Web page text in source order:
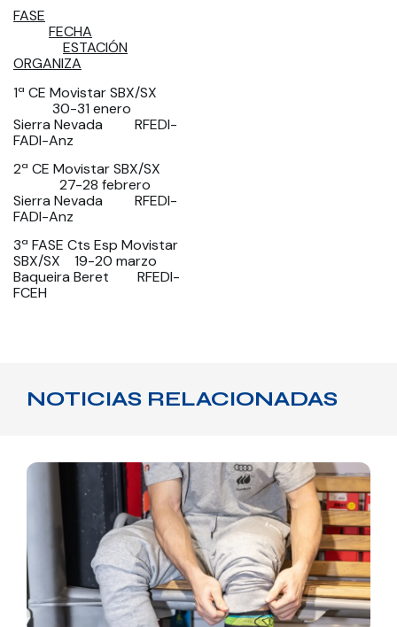
FASE
FECHA
ESTACIÓN
ORGANIZA
1ª CE Movistar SBX/SX
30-31 enero
Sierra Nevada RFEDI-
FADI-Anz
2ª CE Movistar SBX/SX
27-28 febrero
Sierra Nevada RFEDI-
FADI-Anz
3ª FASE Cts Esp Movistar
SBX/SX 19-20 marzo
Baqueira Beret RFEDI-
FCEH
NOTICIAS RELACIONADAS